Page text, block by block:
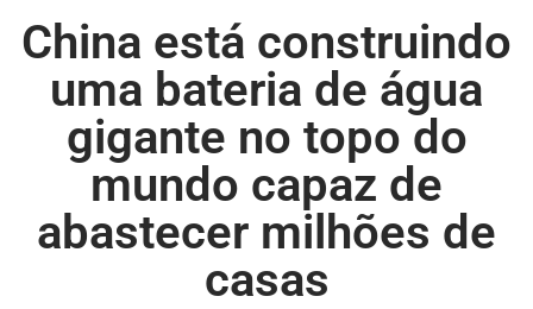
China está construindo
uma bateria de água
gigante no topo do
mundo capaz de
abastecer milhões de
casas